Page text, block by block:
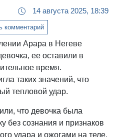
14 августа 2025, 18:39
комментарий
Арара в Негеве
ее оставили в
время.
таких значений, что
тепловой удар.
что девочка была
без сознания и признаков
удара и ожогами на теле.